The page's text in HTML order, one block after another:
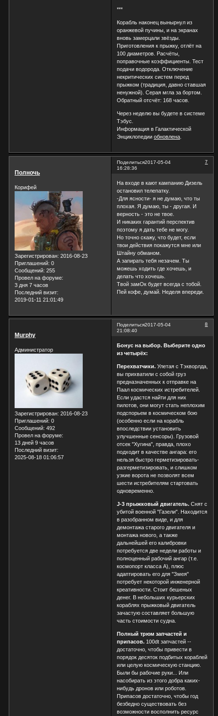
***
Корабль наконец вынырнул из
оранжевой пучины, и на экранах
вновь замерцали звёзды.
Приготовления к прыжку, отлёт на
100 диаметров. Расчёты,
поправочные коэффициенты. Тест
подачи водорода. Отключение
некритических систем перед
прыжком (традиция, давно ставшая
ненужной). Серая мгла за бортом.
Обратный отсчёт: 168 часов.
Через неделю вы будете в системе
Тэбус.
Информация в Галактической
Энциклопедииобновлена.
Поделиться 7
2017-05-04
16:28:36
Полночь
Корифей
Зарегистрирован: 2016-08-23
Приглашений: 0
Сообщений: 255
Провел на форуме:
3 дня 7 часов
Последний визит:
2019-01-11 21:01:49
На входе в кают кампанию Дизель
остановил телепатку.
-Для ясности- я не думаю, что ты
плохая. Я думаю, ты - другая. И
верность - это не твое.
И никаких гарантий перспектив
поэтому я дать тебе не могу.
Но точно скажу, что будет, если
твои действия покажутся мне или
Штайну обманом.
А запирать тебя незачем. Ты
можешь ходить где хочешь, и
делать что хочешь.
Твой замОк будет всегда с тобой.
Пей кофе, думай. Неделя впереди.
Поделиться 8
2017-05-04
21:08:40
Murphy
Администратор
Зарегистрирован: 2016-08-23
Приглашений: 0
Сообщений: 492
Провел на форуме:
13 дней 9 часов
Последний визит:
2025-08-18 01:06:57
Бонус на выбор. Выберите одно
из четырёх:
Перехватчики. Улетая с Тэкворлда,
вы прихватили с собой груз
предназначенных к отправке на
Паал космических истребителей.
Если удастся найти для них
пилотов, они могут стать неплохим
подспорьем в космическом бою
(особенно если на корабль
впоследствии установить
улучшенные сенсоры). Грузовой
отсек "Хугина", правда, плохо
подходит в качестве ангара: его
нельзя быстро герметизировать-
разгерметизировать, и слишком
узкие ворота не позволят всем
шести истребителям стартовать
одновременно.
J-3 прыжковый двигатель. Снят с
убитой военной "Газели". Находится
в разобранном виде, и для
демонтажа старого двигателя и
монтажа нового, а также
дальнейшей его калибровки
потребуется две недели работы и
полноценный рабочий ангар (т.е.
космопорт класса A), плюс
адаптировать его для "Змея"
потребует некоторой инженерной
креативности. Стоит бешеных
денег. В небольших курьерских
кораблях прыжковый двигатель
зачастую составляет большую
часть стоимости судна.
Полный трюм запчастей и
припасов. 100dt запчастей --
достаточно, чтобы привести в
порядок десяток подбитых кораблей
или целую космическую станцию.
Были бы рабочие руки... Или
насобирать из этого добра каких-
нибудь дронов или роботов.
Припасов достаточно, чтобы год
безбедно существовать без
возможности восполнить ресурс